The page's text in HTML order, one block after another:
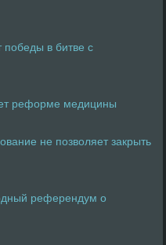
в битве с
реформе медицины
не позволяет закрыть
референдум о